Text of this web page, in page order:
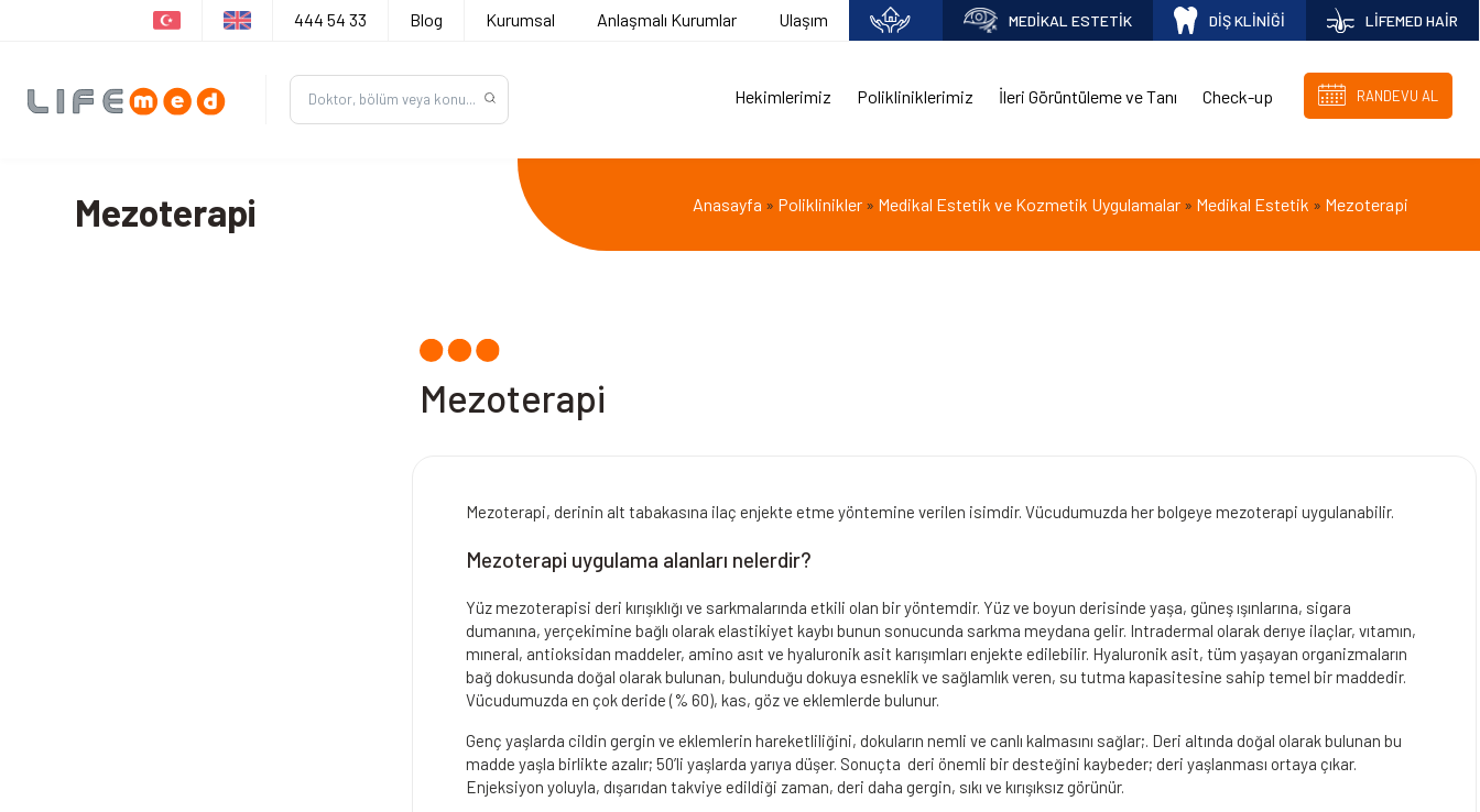
444 54 33 Blog Kurumsal Anlaşmalı Kurumlar Ulaşım MEDİKAL ESTETİK DİŞ KLİNİĞİ LİFEMED HAİR
Hekimlerimiz Polikliniklerimiz İleri Görüntüleme ve Tanı Check-up RANDEVU AL
Mezoterapi Anasayfa » Poliklinikler» Medikal Estetik ve Kozmetik Uygulamalar» Medikal Estetik » Mezoterapi
Mezoterapi
Mezoterapi, derinin alt tabakasına ilaç enjekte etme yöntemine verilen isimdir. Vücudumuzda her bolgeye mezoterapi uygulanabilir.
Mezoterapi uygulama alanları nelerdir?
Yüz mezoterapisi deri kırışıklığı ve sarkmalarında etkili olan bir yöntemdir. Yüz ve boyun derisinde yaşa, güneş ışınlarına, sigara
dumanına, yerçekimine bağlı olarak elastikiyet kaybı bunun sonucunda sarkma meydana gelir. Intradermal olarak derıye ilaçlar, vıtamın,
mıneral, antioksidan maddeler, amino asıt ve hyaluronik asit karışımları enjekte edilebilir. Hyaluronik asit, tüm yaşayan organizmaların
bağ dokusunda doğal olarak bulunan, bulunduğu dokuya esneklik ve sağlamlık veren, su tutma kapasitesine sahip temel bir maddedir.
Vücudumuzda en çok deride (% 60), kas, göz ve eklemlerde bulunur.
Genç yaşlarda cildin gergin ve eklemlerin hareketliliğini, dokuların nemli ve canlı kalmasını sağlar;. Deri altında doğal olarak bulunan bu
madde yaşla birlikte azalır; 50’li yaşlarda yarıya düşer. Sonuçta deri önemli bir desteğini kaybeder; deri yaşlanması ortaya çıkar.
Enjeksiyon yoluyla, dışarıdan takviye edildiği zaman, deri daha gergin, sıkı ve kırışıksız görünür.